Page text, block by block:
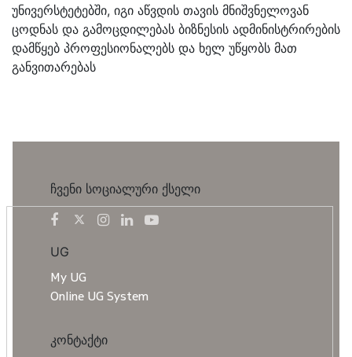
უნივერსტეტებში, იგი აწვდის თავის მნიშვნელოვან
ცოდნას და გამოცდილებას ბიზნესის ადმინისტრირების
დამწყებ პროფესიონალებს და ხელ უწყობს მათ
განვითარებას
ჩვენი სოციალური ქსელი
UG
My UG
Online UG System
კონტაქტი